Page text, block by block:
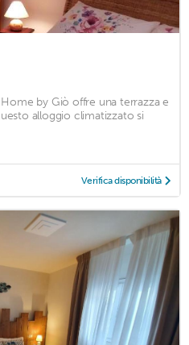
by Giò offre una terrazza e
alloggio climatizzato si
Verifica disponibilità